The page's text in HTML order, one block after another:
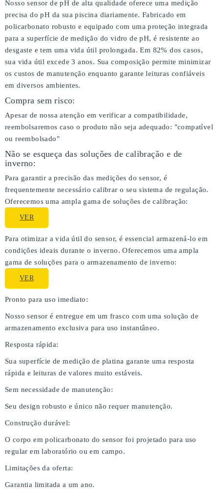
Nosso sensor de pH de alta qualidade oferece uma medição
precisa do pH da sua piscina diariamente. Fabricado em
policarbonato robusto e equipado com uma proteção integrada
para a superfície de medição do vidro de pH, é resistente ao
desgaste e tem uma vida útil prolongada. Em 82% dos casos,
sua vida útil excede 3 anos. Sua composição permite minimizar
os custos de manutenção enquanto garante leituras confiáveis
em diversos ambientes.
Compra sem risco:
Apesar de nossa atenção em verificar a compatibilidade,
reembolsaremos caso o produto não seja adequado: "compatível
ou reembolsado"
Não se esqueça das soluções de calibração e de
inverno:
Para garantir a precisão das medições do sensor, é
frequentemente necessário calibrar o seu sistema de regulação.
Oferecemos uma ampla gama de soluções de calibração:
VER
Para otimizar a vida útil do sensor, é essencial armazená-lo em
condições ideais durante o inverno. Oferecemos uma ampla
gama de soluções para o armazenamento de inverno:
VER
Pronto para uso imediato:
Nosso sensor é entregue em um frasco com uma solução de
armazenamento exclusiva para uso instantâneo.
Resposta rápida:
Sua superfície de medição de platina garante uma resposta
rápida e leituras de valores muito estáveis.
Sem necessidade de manutenção:
Seu design robusto e único não requer manutenção.
Construção durável:
O corpo em policarbonato do sensor foi projetado para uso
regular em laboratório ou em campo.
Limitações da oferta:
Garantia limitada a um ano.